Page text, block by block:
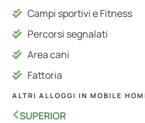
Campi sportivi e Fitness
Percorsi segnalati
Area cani
Fattoria
ALTRI ALLOGGI IN MOBILE
SUPERIOR